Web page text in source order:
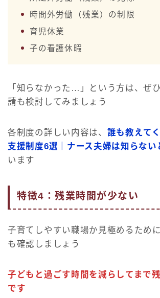
時間外労働（残業）の制限
育児休業
子の看護休暇
「知らなかった…」という方は、ぜ
請も検討してみましょう
各制度の詳しい内容は、 誰も教えて
支援制度6選｜ナース夫婦は知らない
います
特徴4：残業時間が少ない
子育てしやすい職場か見極めるため
も確認しましょう
子どもと過ごす時間を減らしてまで
です